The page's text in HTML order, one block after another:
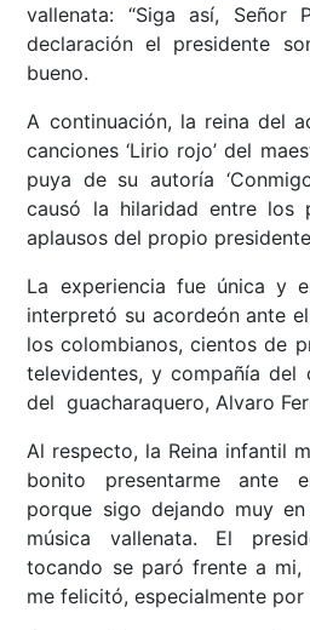
vallenata: “Siga así, Señor
declaración el presidente
bueno.
A continuación, la reina del
canciones ‘Lirio rojo’ del
puya de su autoría
causó la hilaridad entre los
aplausos del propio
La experiencia fue única y
interpretó su acordeón ante
los colombianos, cientos de
televidentes, y compañía del
del guacharaquero, Alvaro
Al respecto, la Reina infantil
bonito presentarme ante
porque sigo dejando muy
música vallenata. El
tocando se paró frente a
me felicitó, especialmente por